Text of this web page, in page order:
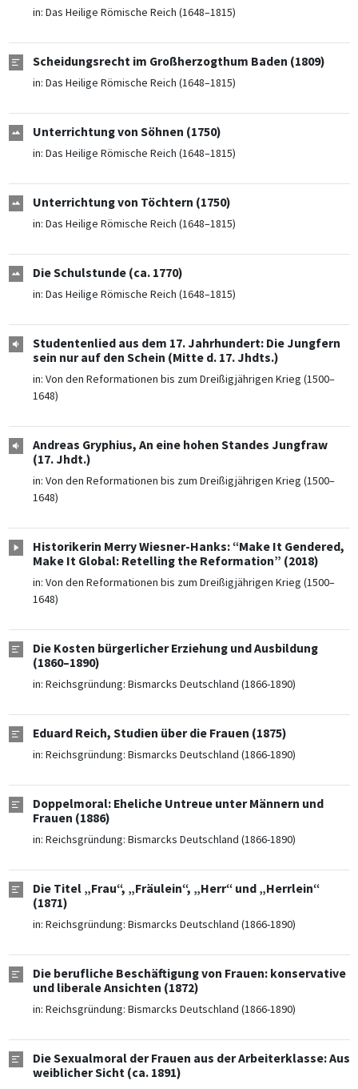
in: Das Heilige Römische Reich (1648–1815)
Scheidungsrecht im Großherzogthum Baden (1809)
in: Das Heilige Römische Reich (1648–1815)
Unterrichtung von Söhnen (1750)
in: Das Heilige Römische Reich (1648–1815)
Unterrichtung von Töchtern (1750)
in: Das Heilige Römische Reich (1648–1815)
Die Schulstunde (ca. 1770)
in: Das Heilige Römische Reich (1648–1815)
Studentenlied aus dem 17. Jahrhundert: Die Jungfern
sein nur auf den Schein (Mitte d. 17. Jhdts.)
in: Von den Reformationen bis zum Dreißigjährigen Krieg (1500–
1648)
Andreas Gryphius, An eine hohen Standes Jungfraw
(17. Jhdt.)
in: Von den Reformationen bis zum Dreißigjährigen Krieg (1500–
1648)
Historikerin Merry Wiesner-Hanks: “Make It Gendered,
Make It Global: Retelling the Reformation” (2018)
in: Von den Reformationen bis zum Dreißigjährigen Krieg (1500–
1648)
Die Kosten bürgerlicher Erziehung und Ausbildung
(1860–1890)
in: Reichsgründung: Bismarcks Deutschland (1866-1890)
Eduard Reich, Studien über die Frauen (1875)
in: Reichsgründung: Bismarcks Deutschland (1866-1890)
Doppelmoral: Eheliche Untreue unter Männern und
Frauen (1886)
in: Reichsgründung: Bismarcks Deutschland (1866-1890)
Die Titel „Frau“, „Fräulein“, „Herr“ und „Herrlein“
(1871)
in: Reichsgründung: Bismarcks Deutschland (1866-1890)
Die berufliche Beschäftigung von Frauen: konservative
und liberale Ansichten (1872)
in: Reichsgründung: Bismarcks Deutschland (1866-1890)
Die Sexualmoral der Frauen aus der Arbeiterklasse: Aus
weiblicher Sicht (ca. 1891)